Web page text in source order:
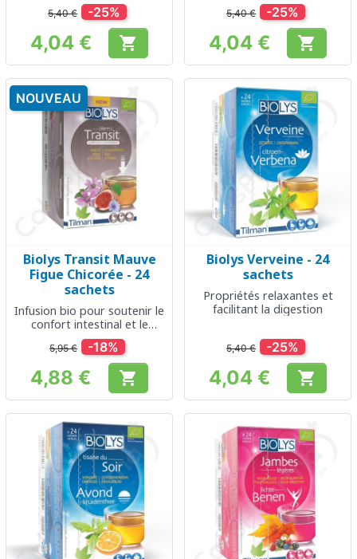
5,40 € -25%
Prix
4,04 € 
5,40 € -25%
Prix
4,04 € 
Biolys Transit Mauve
Figue Chicorée - 24
sachets
Infusion bio pour soutenir le
confort intestinal et le
transit
5,95 € -18%
Prix
4,88 € 
NOUVEAU
Biolys Verveine - 24
sachets
Propriétés relaxantes et
facilitant la digestion
5,40 € -25%
Prix
4,04 € 